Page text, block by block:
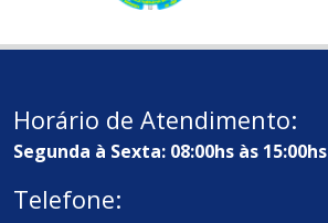
Horário de Atendimento:
Segunda à Sexta: 08:00hs às 15:00hs
Telefone: